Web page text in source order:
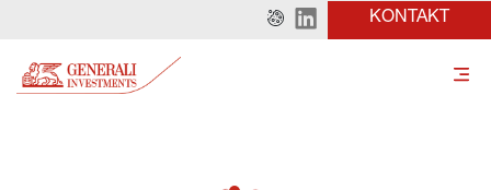
KONTAKT